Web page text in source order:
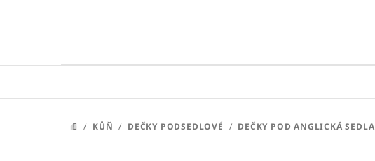
DOMŮ
/ KŮŇ / DEČKY PODSEDLOVÉ / DEČKY POD ANGLICKÁ SEDLA